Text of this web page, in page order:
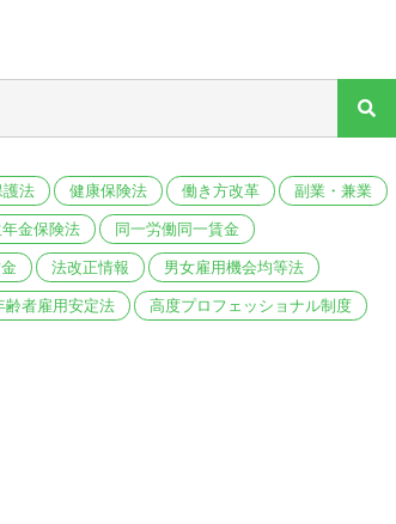
護法 健康保険法 働き方改革 副業・兼業
年金保険法 同一労働同一賃金
法改正情報 男女雇用機会均等法
齢者雇用安定法 高度プロフェッショナル制度